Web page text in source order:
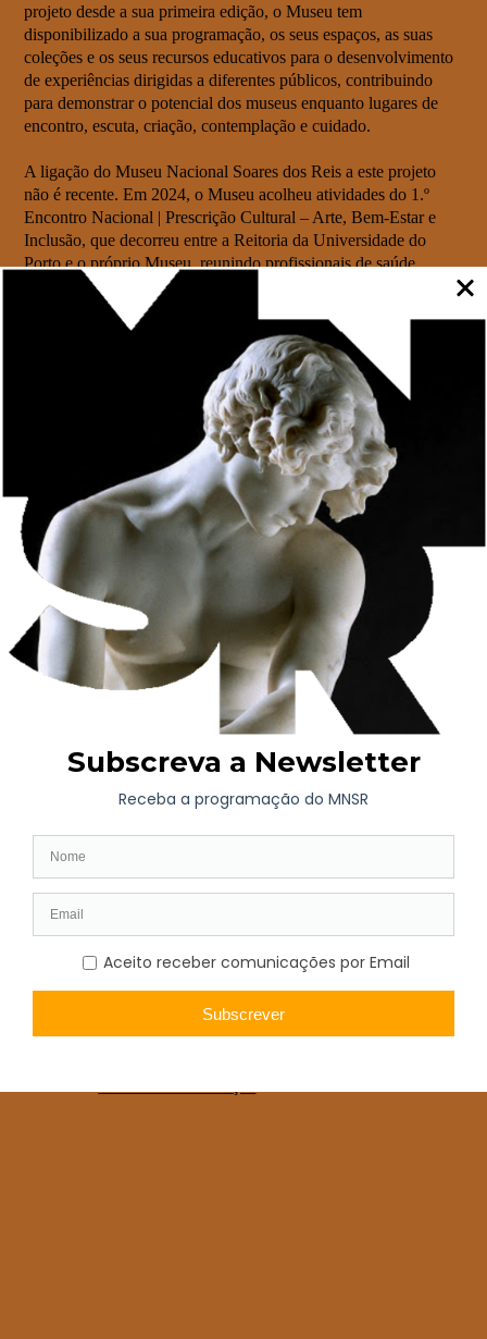
projeto desde a sua primeira edição, o Museu tem
disponibilizado a sua programação, os seus espaços, as suas
coleções e os seus recursos educativos para o desenvolvimento
de experiências dirigidas a diferentes públicos, contribuindo
para demonstrar o potencial dos museus enquanto lugares de
encontro, escuta, criação, contemplação e cuidado.
A ligação do Museu Nacional Soares dos Reis a este projeto
não é recente. Em 2024, o Museu acolheu atividades do 1.º
Encontro Nacional | Prescrição Cultural – Arte, Bem-Estar e
Inclusão, que decorreu entre a Reitoria da Universidade do
Porto e o próprio Museu, reunindo profissionais de saúde,
mediadores culturais, investigadores, estudantes e
representantes da sociedade civil para refletir sobre a relação
entre arte, saúde e bem-estar. O programa incluiu oficinas e
experiências práticas no espaço museológico, procurando
responder a questões como o papel da arte na formação dos
profissionais de saúde e a forma como os museus podem tornar-
Este envolvimento ganha particular relevância no âmbito do
Consórcio Regional para a Prescrição Cultural no Norte de
Portugal, formalizado em 2025, do qual o Museu Nacional
Soares dos Reis é uma das entidades parceiras. A formalização
deste consórcio representa um passo significativo no reforço da
colaboração entre instituições culturais, académicas e de saúde,
com o objetivo de promover o acesso à cultura como fator de
bem-estar, inclusão social e cidadania. Para o Museu, esta
integração consolida um compromisso já assumido: contribuir
ativamente para estratégias que reconhecem a cultura como
direito de todos e como motor de qualidade de vida.
surge, assim, como mais uma etapa na afirmação deste
movimento em Portugal. Mais do que um encontro técnico ou
académico, a iniciativa representa um espaço de partilha de
práticas, avaliação de experiências e construção de novas
formas de cooperação entre cultura e saúde.
a ideia de que a cultura pode, e deve, ocupar um lugar essencial
nas políticas de saúde, educação e comunidade.
As inscrições para o encontro, a realizar no dia 2 de junho de